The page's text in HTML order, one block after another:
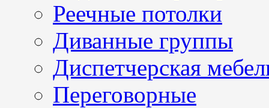
Реечные потолки
Диванные группы
Диспетчерская
Переговорные